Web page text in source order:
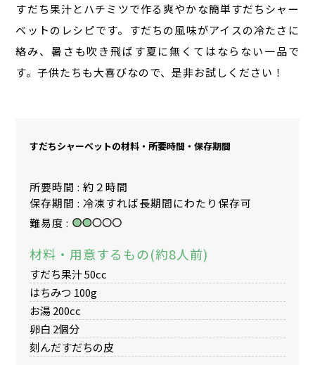
すだち果汁とハチミツで作る爽やかな簡単すだちシャー
ベットのレシピです。すだちの風味がアイスの冷たさに
絡み、暑さも吹き飛ばす夏に無くてはならない一品で
す。子供たちも大喜びなので、是非お試しください！
すだちシャーベットの材料・所要時間・保存期間
所要時間 : 約２時間
保存期間 : 冷凍すれば長期間にわたり保存可
難易度 :
材料・用意するもの(約8人前)
すだち果汁 50cc
はちみつ 100g
お湯 200cc
卵白 2個分
刻んだすだちの皮